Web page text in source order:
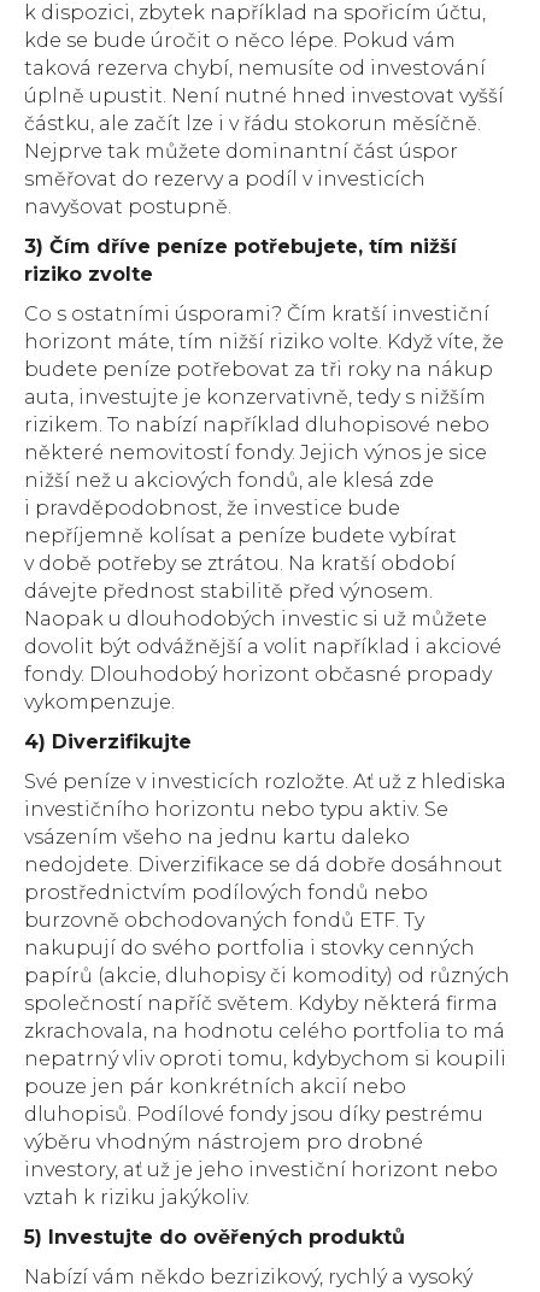
k dispozici, zbytek například na spořicím účtu,
kde se bude úročit o něco lépe. Pokud vám
taková rezerva chybí, nemusíte od investování
úplně upustit. Není nutné hned investovat vyšší
částku, ale začít lze i v řádu stokorun měsíčně.
Nejprve tak můžete dominantní část úspor
směřovat do rezervy a podíl v investicích
navyšovat postupně.
3) Čím dříve peníze potřebujete, tím nižší
riziko zvolte
Co s ostatními úsporami? Čím kratší investiční
horizont máte, tím nižší riziko volte. Když víte, že
budete peníze potřebovat za tři roky na nákup
auta, investujte je konzervativně, tedy s nižším
rizikem. To nabízí například dluhopisové nebo
některé nemovitostí fondy. Jejich výnos je sice
nižší než u akciových fondů, ale klesá zde
i pravděpodobnost, že investice bude
nepříjemně kolísat a peníze budete vybírat
v době potřeby se ztrátou. Na kratší období
dávejte přednost stabilitě před výnosem.
Naopak u dlouhodobých investic si už můžete
dovolit být odvážnější a volit například i akciové
fondy. Dlouhodobý horizont občasné propady
vykompenzuje.
4) Diverzifikujte
Své peníze v investicích rozložte. Ať už z hlediska
investičního horizontu nebo typu aktiv. Se
vsázením všeho na jednu kartu daleko
nedojdete. Diverzifikace se dá dobře dosáhnout
prostřednictvím podílových fondů nebo
burzovně obchodovaných fondů ETF. Ty
nakupují do svého portfolia i stovky cenných
papírů (akcie, dluhopisy či komodity) od různých
společností napříč světem. Kdyby některá firma
zkrachovala, na hodnotu celého portfolia to má
nepatrný vliv oproti tomu, kdybychom si koupili
pouze jen pár konkrétních akcií nebo
dluhopisů. Podílové fondy jsou díky pestrému
výběru vhodným nástrojem pro drobné
investory, ať už je jeho investiční horizont nebo
vztah k riziku jakýkoliv.
5) Investujte do ověřených produktů
Nabízí vám někdo bezrizikový, rychlý a vysoký